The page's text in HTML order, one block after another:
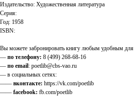
Издательство: Художественная литература
Серия:
Год: 1958
ISBN:
Вы можете забронировать книгу любым удобным
— по телефону: 8 (499) 268-68-16
— по email: poetlib@cbs-vao.ru
— в социальных сетях:
—— вконтакте: https://vk.com/poetlib
—— facebook: fb.com/poetlib